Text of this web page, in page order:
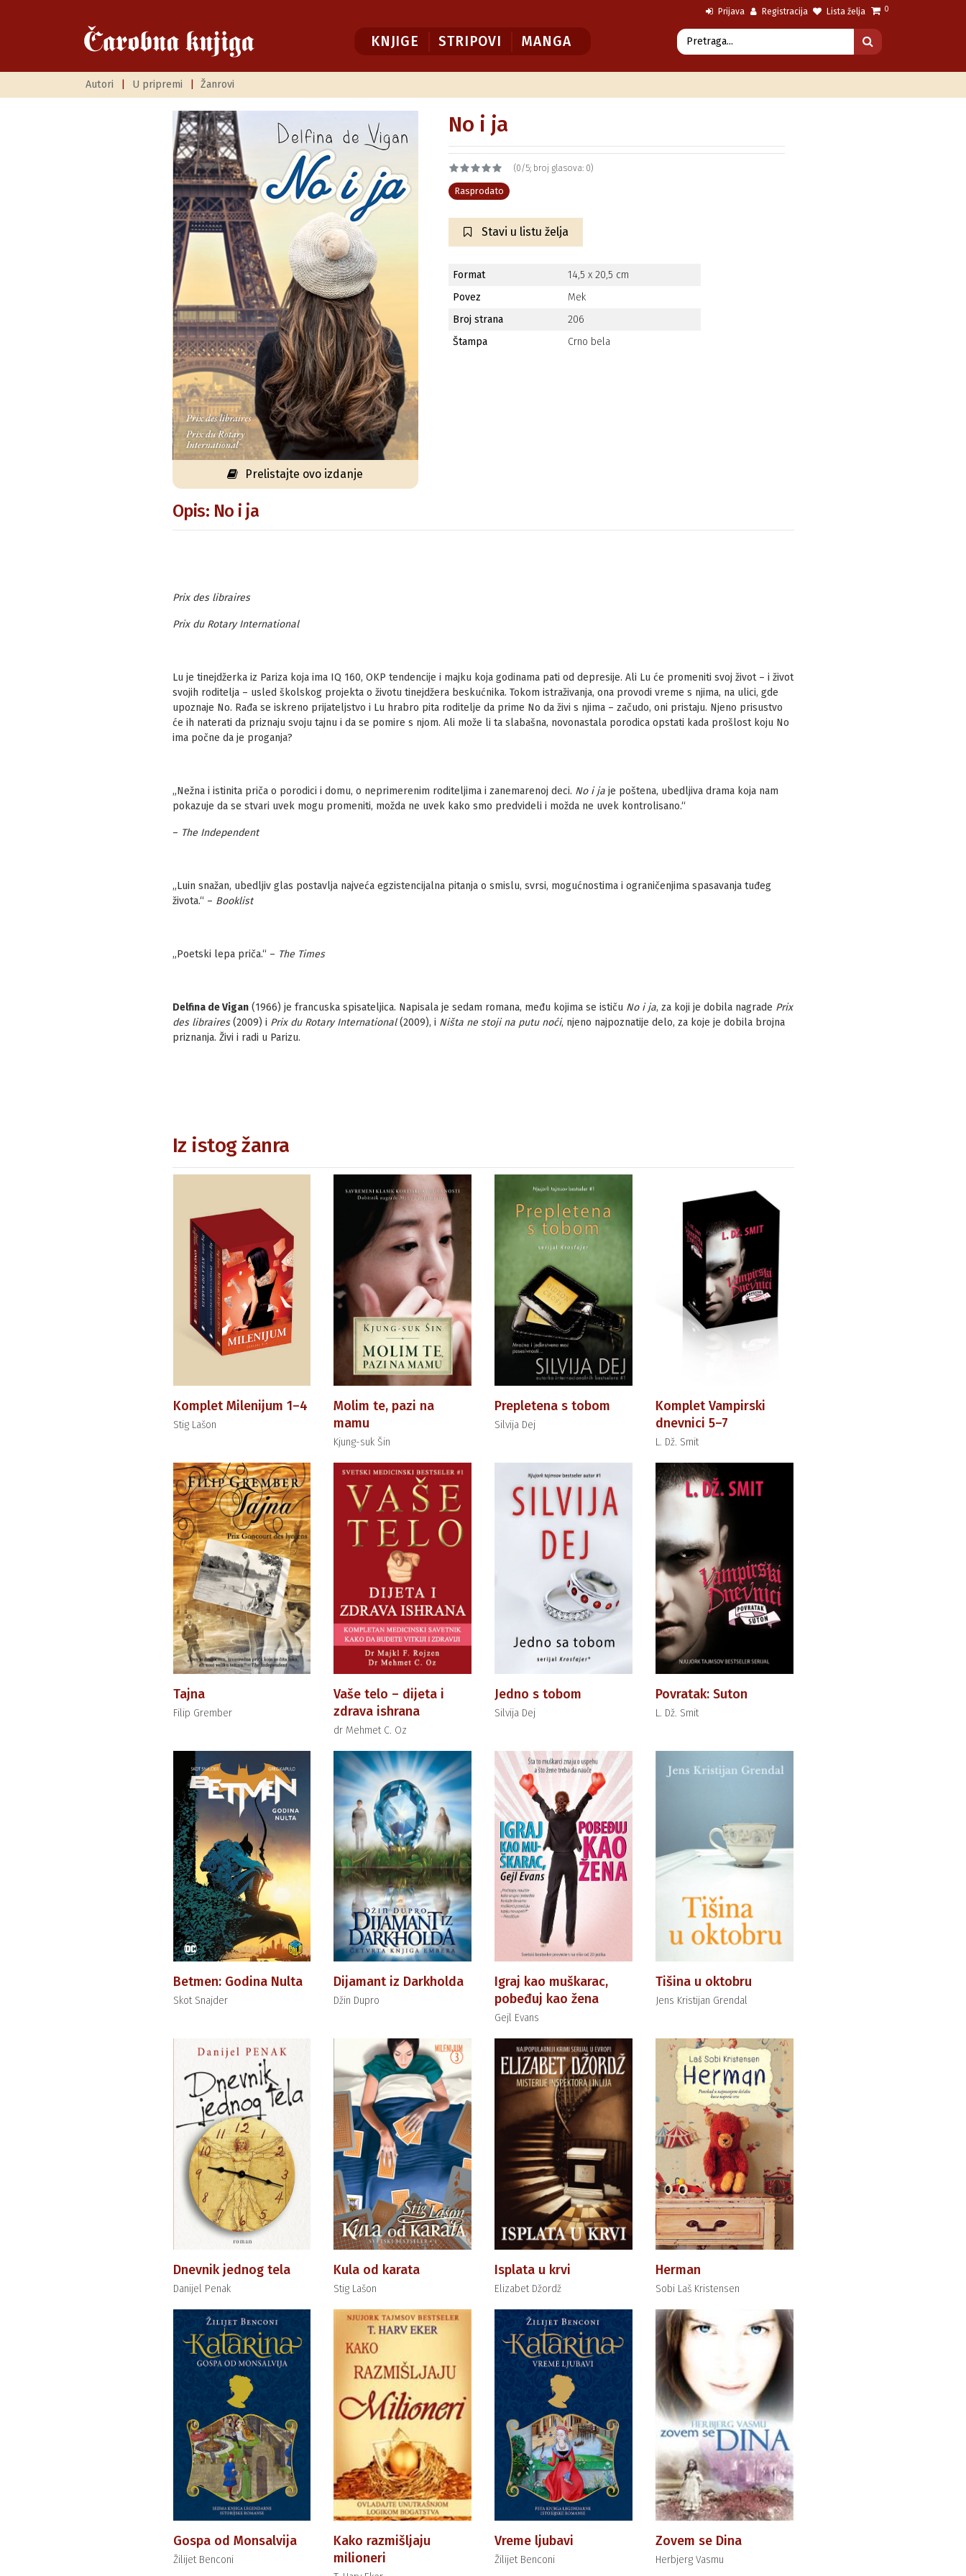
Prijava Registracija Lista želja 0
KNJIGE STRIPOVI MANGA
Autori U pripremi Žanrovi
Prelistajte ovo izdanje
No i ja
(0/5; broj glasova: 0)
Rasprodato
Stavi u listu želja
Format
14,5 x 20,5 cm
Povez
Mek
Broj strana
206
Štampa
Crno bela
Opis: No i ja
Prix des libraires
Prix du Rotary International
Lu je tinejdžerka iz Pariza koja ima IQ 160, OKP tendencije i majku koja godinama pati od depresije. Ali Lu će promeniti svoj život – i život
svojih roditelja – usled školskog projekta o životu tinejdžera beskućnika. Tokom istraživanja, ona provodi vreme s njima, na ulici, gde
upoznaje No. Rađa se iskreno prijateljstvo i Lu hrabro pita roditelje da prime No da živi s njima – začudo, oni pristaju. Njeno prisustvo
će ih naterati da priznaju svoju tajnu i da se pomire s njom. Ali može li ta slabašna, novonastala porodica opstati kada prošlost koju No
ima počne da je proganja?
„Nežna i istinita priča o porodici i domu, o neprimerenim roditeljima i zanemarenoj deci. No i jaje poštena, ubedljiva drama koja nam
pokazuje da se stvari uvek mogu promeniti, možda ne uvek kako smo predvideli i možda ne uvek kontrolisano.“
– The Independent
„Luin snažan, ubedljiv glas postavlja najveća egzistencijalna pitanja o smislu, svrsi, mogućnostima i ograničenjima spasavanja tuđeg
života.“ – Booklist
„Poetski lepa priča.“ – The Times
Delfina de Vigan(1966) je francuska spisateljica. Napisala je sedam romana, među kojima se ističu No i ja, za koji je dobila nagrade Prix
des libraires(2009) i Prix du Rotary International(2009), i Ništa ne stoji na putu noći, njeno najpoznatije delo, za koje je dobila brojna
priznanja. Živi i radi u Parizu.
Iz istog žanra
Komplet Milenijum 1–4
Stig Lašon
Molim te, pazi na
mamu
Kjung-suk Šin
Prepletena s tobom
Silvija Dej
Komplet Vampirski
dnevnici 5–7
L. Dž. Smit
Tajna
Filip Grember
Vaše telo – dijeta i
zdrava ishrana
dr Mehmet C. Oz
Jedno s tobom
Silvija Dej
Povratak: Suton
L. Dž. Smit
Betmen: Godina Nulta
Skot Snajder
Dijamant iz Darkholda
Džin Dupro
Igraj kao muškarac,
pobeđuj kao žena
Gejl Evans
Tišina u oktobru
Jens Kristijan Grendal
Dnevnik jednog tela
Danijel Penak
Kula od karata
Stig Lašon
Isplata u krvi
Elizabet Džordž
Herman
Sobi Laš Kristensen
Gospa od Monsalvija
Žilijet Benconi
Kako razmišljaju
milioneri
Vreme ljubavi
Žilijet Benconi
Zovem se Dina
Herbjerg Vasmu